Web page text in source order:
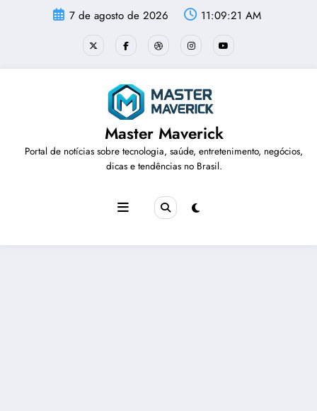
7 de agosto de 2026 11:09:22 AM
Master Maverick
Portal de notícias sobre tecnologia, saúde, entretenimento, negócios,
dicas e tendências no Brasil.